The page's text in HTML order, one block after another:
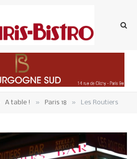
A table ! » Paris 18 » Les Routiers